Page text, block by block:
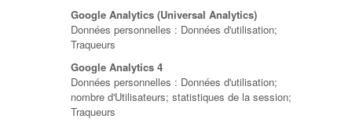
Google Analytics (Universal Analytics)
Données personnelles : Données d'utilisation;
Traqueurs
Google Analytics 4
Données personnelles : Données d'utilisation;
nombre d'Utilisateurs; statistiques de la session;
Traqueurs